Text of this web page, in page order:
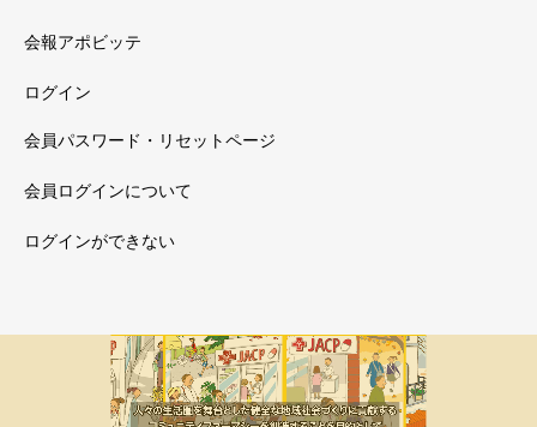
会報アポビッテ
ログイン
会員パスワード・リセットページ
会員ログインについて
ログインができない
会員限定